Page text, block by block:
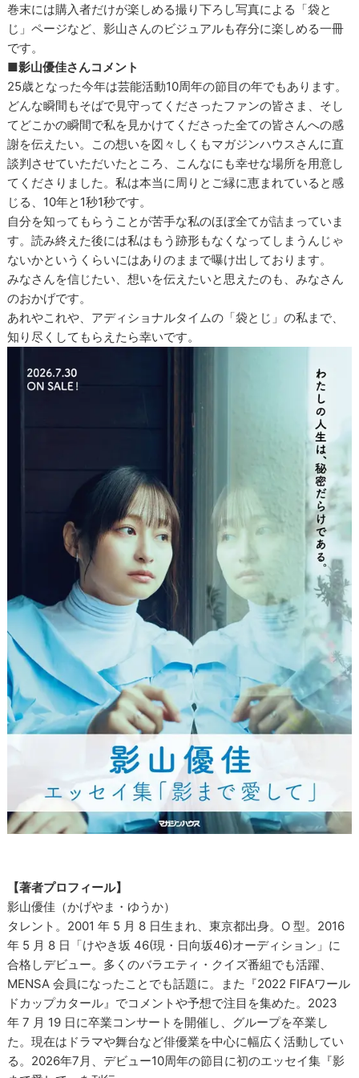
巻末には購入者だけが楽しめる撮り下ろし写真による「袋と
じ」ページなど、影山さんのビジュアルも存分に楽しめる一冊
です。
■影山優佳さんコメント
25歳となった今年は芸能活動10周年の節目の年でもあります。
どんな瞬間もそばで見守ってくださったファンの皆さま、そし
てどこかの瞬間で私を見かけてくださった全ての皆さんへの感
謝を伝えたい。この想いを図々しくもマガジンハウスさんに直
談判させていただいたところ、こんなにも幸せな場所を用意し
てくださりました。私は本当に周りとご縁に恵まれていると感
じる、10年と1秒1秒です。
自分を知ってもらうことが苦手な私のほぼ全てが詰まっていま
す。読み終えた後には私はもう跡形もなくなってしまうんじゃ
ないかというくらいにはありのままで曝け出しております。
みなさんを信じたい、想いを伝えたいと思えたのも、みなさん
のおかげです。
あれやこれや、アディショナルタイムの「袋とじ」の私まで、
知り尽くしてもらえたら幸いです。
【著者プロフィール】
影山優佳（かげやま・ゆうか）
タレント。2001 年 5 月 8 日生まれ、東京都出身。O 型。2016
年 5 月 8 日「けやき坂 46(現・日向坂46)オーディション」に
合格しデビュー。多くのバラエティ・クイズ番組でも活躍、
MENSA 会員になったことでも話題に。また『2022 FIFAワール
ドカップカタール』でコメントや予想で注目を集めた。2023
年 7 月 19 日に卒業コンサートを開催し、グループを卒業し
た。現在はドラマや舞台など俳優業を中心に幅広く活動してい
る。2026年7月、デビュー10周年の節目に初のエッセイ集『影